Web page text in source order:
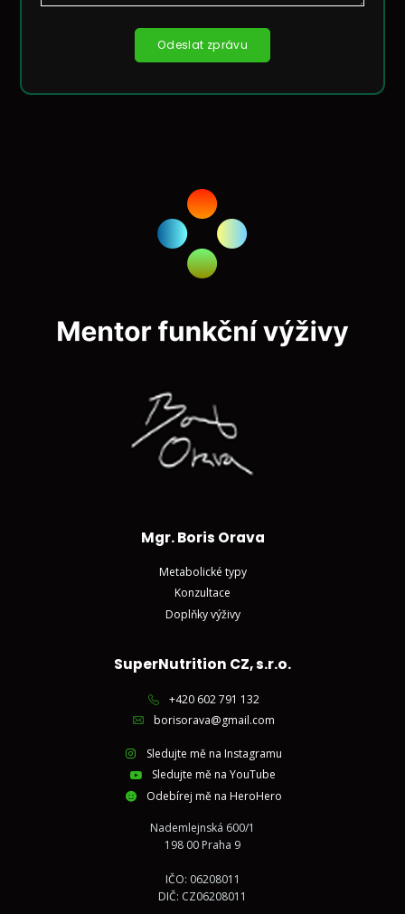
Odeslat zprávu
Mgr. Boris Orava
Metabolické typy
Konzultace
Doplňky výživy
SuperNutrition CZ, s.r.o.
+420 602 791 132
borisorava@gmail.com
Sledujte mě na Instagramu
Sledujte mě na YouTube
Odebírej mě na HeroHero
Nademlejnská 600/1
198 00 Praha 9
IČO: 06208011
DIČ: CZ06208011